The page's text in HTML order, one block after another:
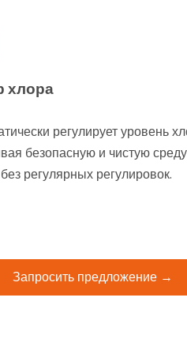
хлора
регулирует уровень
безопасную и чистую
регулярных регулировок.
Запросить предложение →